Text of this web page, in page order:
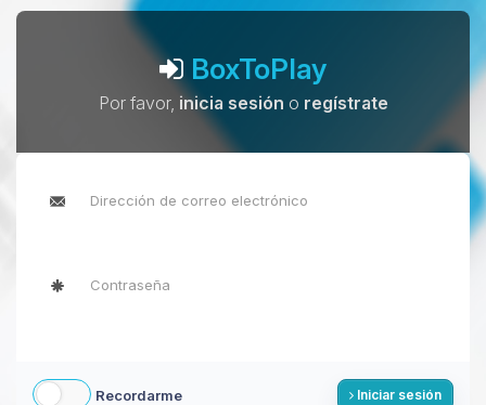
BoxToPlay
Por favor, inicia sesión o regístrate
Recordarme Iniciar sesión